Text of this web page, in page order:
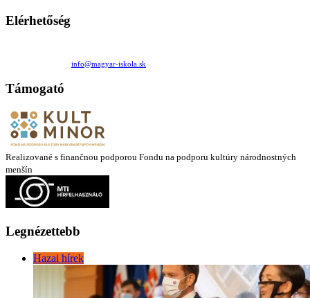
Elérhetőség
info@magyar-iskola.sk
Támogató
Realizované s finančnou podporou Fondu na podporu kultúry národnostných
menšín
Legnézettebb
Hazai hírek